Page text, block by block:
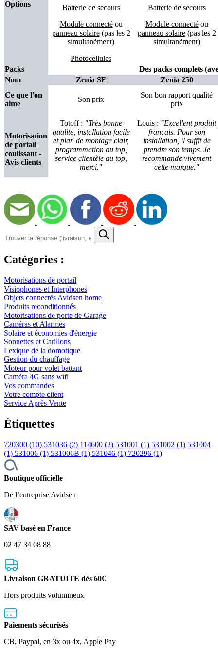
Options
Batterie de secours
Module connectéou
panneau solaire(pas les 2
simultanément)
Photocellules
Batterie de secours
Module connectéou
panneau solaire(pas les 2
simultanément)
Packs
Des packs complets
Nom
Zenia SE
Zenia 250
Ce que l'on
aime
Son prix
Son bon rapport qualité
prix
Motorisation
de portail
coulissant -
Avis clients
Totoff : "Très bonne
qualité, installation facile
et plan de montage clair,
programmation au top,
service clientèle au top,
merci."
Louis : "Excellent produit
français. Pour son
installation, il suffit de
prendre son temps. Je
recommande vivement
cette marque."
la
(livraison,
etc.)
Catégories :
Motorisations de portail
Visiophones et Interphones
Objets connectés Avidsen home
Produits reconditionnés
Motorisations de porte de Garage
Caméras et Alarmes
Solaire et économies d'énergie
Sonnettes et Carillons
Lexique de la domotique
Gestion du chauffage
Moteur pour volet battant
Caméra 4G sans wifi
Vos commandes
Votre compte client
Service Après Vente
Étiquettes
720300 (10) 531036 (2) 114600 (2) 531001 (1) 531002 (1) 531004
(1) 531006 (1) 531006B (1) 531046 (1) 720296 (1)
Boutique officielle
De l’entreprise Avidsen
SAV basé en France
02 47 34 08 88
Livraison GRATUITE dès 60€
Hors produits volumineux
Paiements sécurisés
CB, Paypal, en 3x ou 4x, Apple Pay